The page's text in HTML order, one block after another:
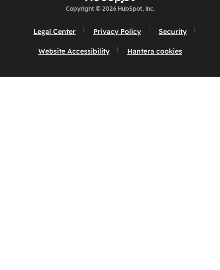
Copyright © 2026 HubSpot, Inc.
Legal Center Privacy Policy Security
Website Accessibility Hantera cookies